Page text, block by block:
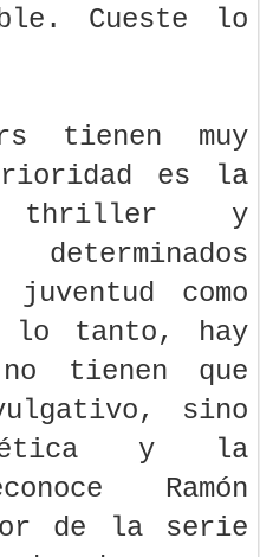
Cueste lo
tienen muy
es la
thriller y
como
lo tanto, hay
tienen que
sino
y la
Ramón
de la serie